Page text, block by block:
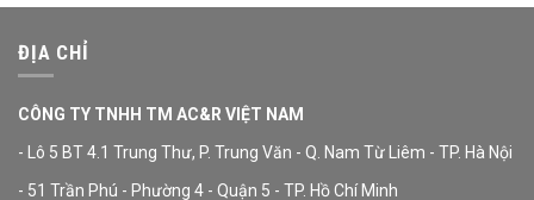
ĐỊA CHỈ
CÔNG TY TNHH TM AC&R VIỆT NAM
- Lô 5 BT 4.1 Trung Thư, P. Trung Văn - Q. Nam Từ Liêm - TP. Hà Nội
- 51 Trần Phú - Phường 4 - Quận 5 - TP. Hồ Chí Minh